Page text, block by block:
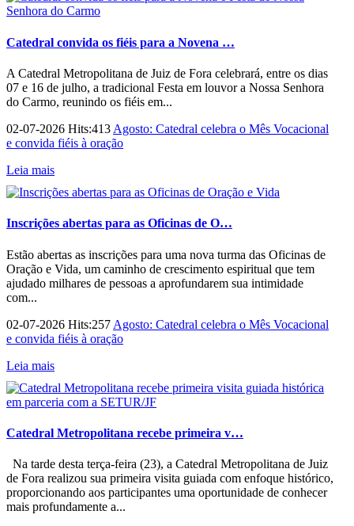
Catedral convida os fiéis para a Novena …
A Catedral Metropolitana de Juiz de Fora celebrará, entre os dias
07 e 16 de julho, a tradicional Festa em louvor a Nossa Senhora
do Carmo, reunindo os fiéis em...
02-07-2026 Hits:413 Agosto: Catedral celebra o Mês Vocacional
e convida fiéis à oração
Leia mais
Inscrições abertas para as Oficinas de O…
Estão abertas as inscrições para uma nova turma das Oficinas de
Oração e Vida, um caminho de crescimento espiritual que tem
ajudado milhares de pessoas a aprofundarem sua intimidade
com...
02-07-2026 Hits:257 Agosto: Catedral celebra o Mês Vocacional
e convida fiéis à oração
Leia mais
Catedral Metropolitana recebe primeira v…
Na tarde desta terça-feira (23), a Catedral Metropolitana de Juiz
de Fora realizou sua primeira visita guiada com enfoque histórico,
proporcionando aos participantes uma oportunidade de conhecer
mais profundamente a...